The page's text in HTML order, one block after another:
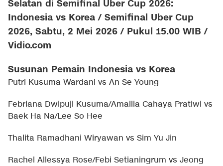
Selatan di Semifinal Uber Cup 2026:
Indonesia vs Korea / Semifinal Uber Cup
2026, Sabtu, 2 Mei 2026 / Pukul 15.00 WIB /
Vidio.com
Susunan Pemain Indonesia vs Korea
Putri Kusuma Wardani vs An Se Young
Febriana Dwipuji Kusuma/Amallia Cahaya Pratiwi vs
Baek Ha Na/Lee So Hee
Thalita Ramadhani Wiryawan vs Sim Yu Jin
Rachel Allessya Rose/Febi Setianingrum vs Jeong